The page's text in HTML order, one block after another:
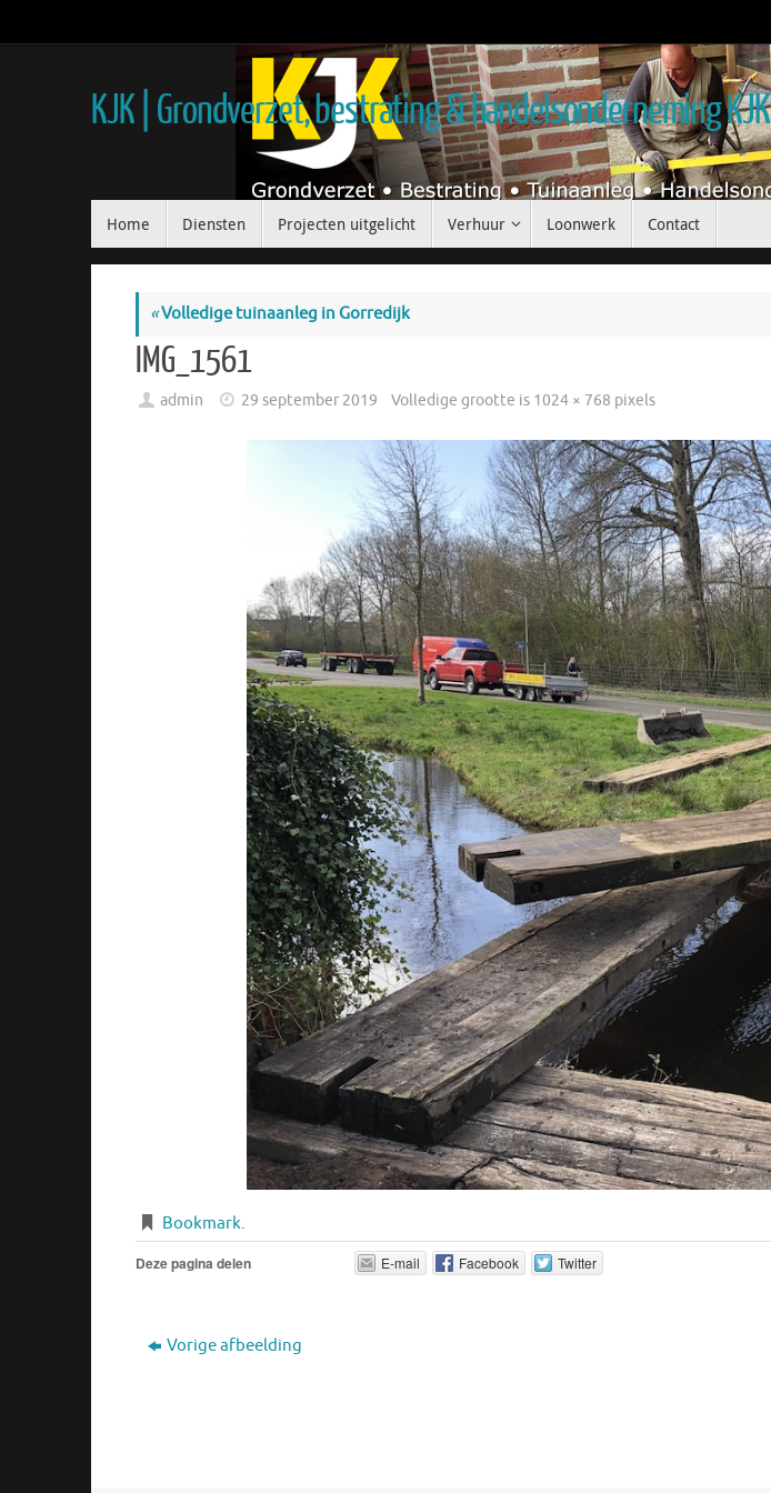
KJK | Grondverzet, bestrating & handelsonderneming KJK
Home Diensten Projecten uitgelicht Verhuur Loonwerk Contact
«Volledige tuinaanleg in Gorredijk
IMG_1561
admin 29 september 2019 Volledige grootte is 1024 × 768 pixels
Bookmark.
Deze pagina delen E-mail Facebook Twitter
Vorige afbeelding